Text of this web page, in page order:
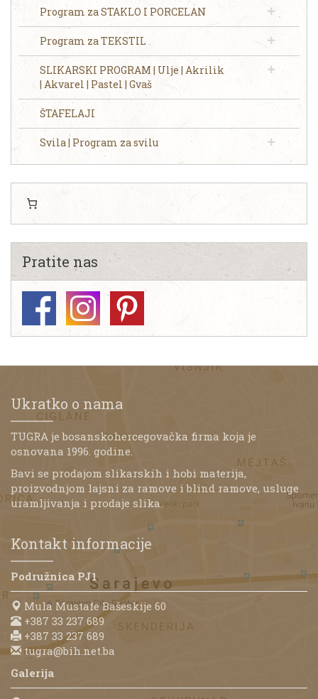
Program za STAKLO I PORCELAN
Program za TEKSTIL
SLIKARSKI PROGRAM | Ulje | Akrilik
| Akvarel | Pastel | Gvaš
ŠTAFELAJI
Svila | Program za svilu
Pratite nas
Ukratko o nama
TUGRA je bosanskohercegovačka firma koja je
osnovana 1996. godine.
Bavi se prodajom slikarskih i hobi materija,
proizvodnjom lajsni za ramove i blind ramove, usluge
uramljivanja i prodaje slika.
Kontakt informacije
Podružnica PJ1
Mula Mustafe Bašeskije 60
+387 33 237 689
+387 33 237 689
tugra@bih.net.ba
Galerija